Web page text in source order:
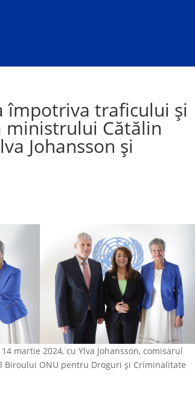
împotriva traficului și
Cătălin
Johansson și
martie 2024, cu Ylva Johansson, comisarul
Biroului ONU pentru Droguri și Criminalitate